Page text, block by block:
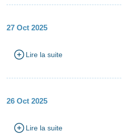
27 Oct 2025
Lire la suite
26 Oct 2025
Lire la suite